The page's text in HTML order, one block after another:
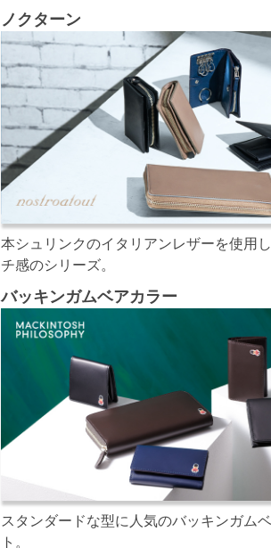
ノクターン
本シュリンクのイタリアンレザーを使用
チ感のシリーズ。
バッキンガムベアカラー
スタンダードな型に人気のバッキンガム
ト。